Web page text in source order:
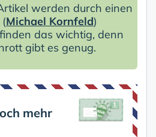
werden durch einen
Michael Kornfeld)
das wichtig, denn
gibt es genug.
mehr